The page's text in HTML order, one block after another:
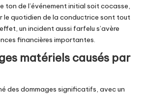
ton de l’événement initial soit cocasse,
le quotidien de la conductrice sont tout
un incident aussi farfelu s’avère
financières importantes.
matériels causés par
des dommages significatifs, avec un